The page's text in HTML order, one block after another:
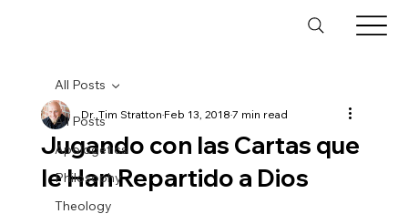
All Posts
Apologetics
Philosophy
Theology
All Posts
Jugando con las Cartas que
le Han Repartido a Dios
Dr. Tim StrattonFeb 13, 20187 min read